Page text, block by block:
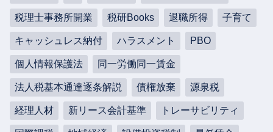
税理士事務所開業 税研Books 退職所得 子育て
キャッシュレス納付 ハラスメント PBO
個人情報保護法 同一労働同一賃金
法人税基本通達逐条解説 債権放棄 源泉税
経理人材 新リース会計基準 トレーサビリティ